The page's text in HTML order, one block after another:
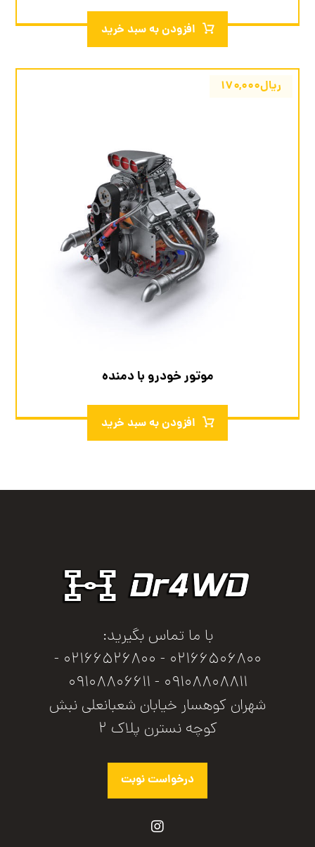
افزودن به سبد خرید
موتور خودرو با دمنده
ریال۱۷۰,۰۰۰
افزودن به سبد خرید
با ما تماس بگیرید:
02166506800 - 02166526800 -
09108808811 - 09108806611
شهران کوهسار خیابان شعبانعلی نبش
کوچه نسترن پلاک ۲
درخواست نوبت